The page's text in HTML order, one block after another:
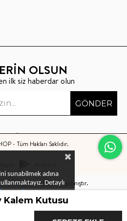
OLSUN
ilk siz haberdar olun
GÖNDER
- Tüm Hakları Saklıdır.
Keyo Digitaltarafından yapılmıştır.
sunabilmek adına
Detaylı
veÇerez
Kalem Kutusu